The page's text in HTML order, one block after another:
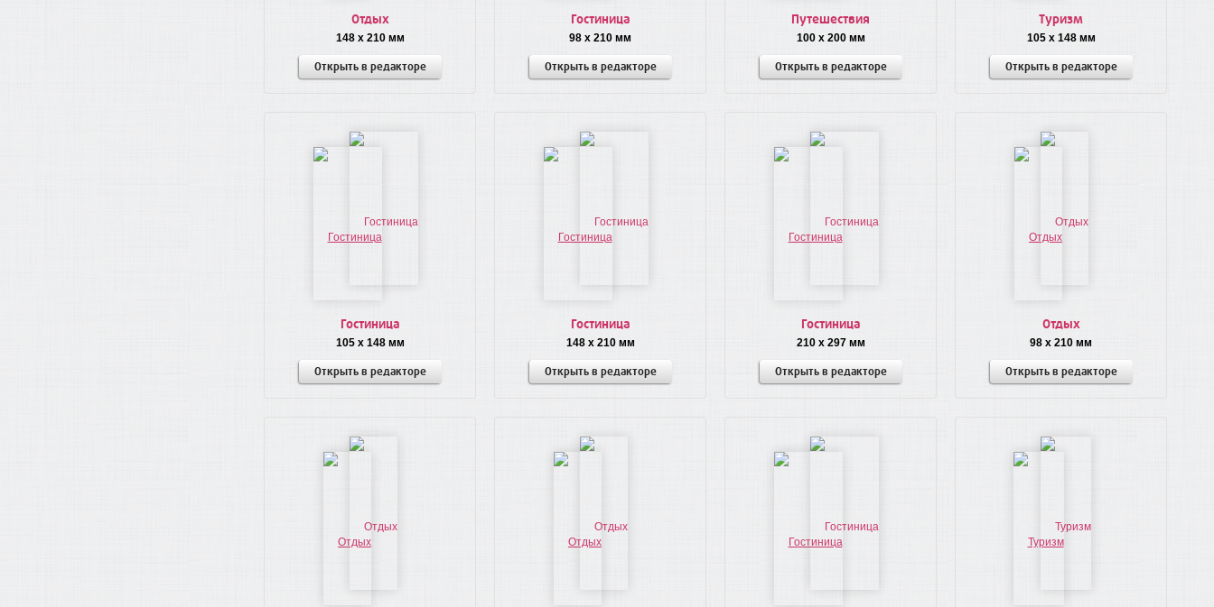
Отдых
148 x 210 мм
Открыть в редакторе
Гостиница
98 x 210 мм
Открыть в редакторе
Путешествия
100 x 200 мм
Открыть в редакторе
Туризм
105 x 148 мм
Открыть в редакторе
Гостиница
105 x 148 мм
Открыть в редакторе
Гостиница
148 x 210 мм
Открыть в редакторе
Гостиница
210 x 297 мм
Открыть в редакторе
Отдых
98 x 210 мм
Открыть в редакторе